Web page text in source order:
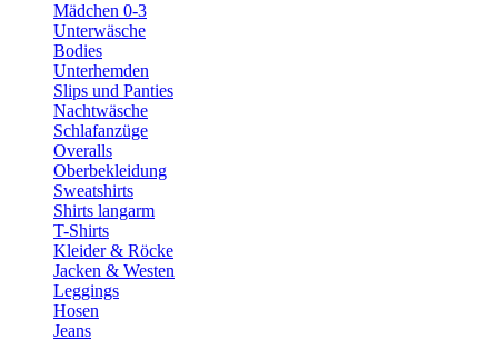
Mädchen 0-3
Unterwäsche
Bodies
Unterhemden
Slips und Panties
Nachtwäsche
Schlafanzüge
Overalls
Oberbekleidung
Sweatshirts
Shirts langarm
T-Shirts
Kleider & Röcke
Jacken & Westen
Leggings
Hosen
Jeans